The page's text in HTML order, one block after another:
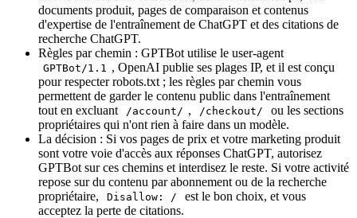
documents produit, pages de comparaison et contenus
d'expertise de l'entraînement de ChatGPT et des citations de
recherche ChatGPT.
Règles par chemin : GPTBot utilise le user-agent
GPTBot/1.1
, OpenAI publie ses plages IP, et il est conçu
pour respecter robots.txt ; les règles par chemin vous
permettent de garder le contenu public dans l'entraînement
tout en excluant
/account/ , /checkout/
ou les sections
propriétaires qui n'ont rien à faire dans un modèle.
La décision : Si vos pages de prix et votre marketing produit
sont votre voie d'accès aux réponses ChatGPT, autorisez
GPTBot sur ces chemins et interdisez le reste. Si votre activité
repose sur du contenu par abonnement ou de la recherche
propriétaire,
Disallow: /
est le bon choix, et vous
acceptez la perte de citations.